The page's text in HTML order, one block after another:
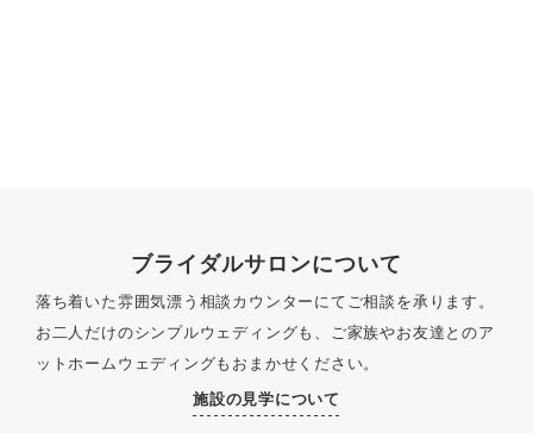
ブライダルサロンについて
落ち着いた雰囲気漂う相談カウンターにてご相談を承ります。
お二人だけのシンプルウェディングも、ご家族やお友達とのア
ットホームウェディングもおまかせください。
施設の見学について